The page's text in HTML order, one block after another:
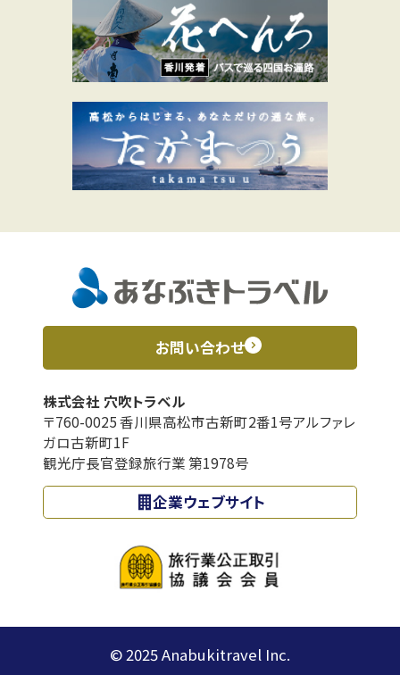
お問い合わせ
株式会社 穴吹トラベル
〒760-0025 香川県高松市古新町2番1号アルファレ
ガロ古新町1F
観光庁長官登録旅行業 第1978号
企業ウェブサイト
© 2025 Anabukitravel Inc.